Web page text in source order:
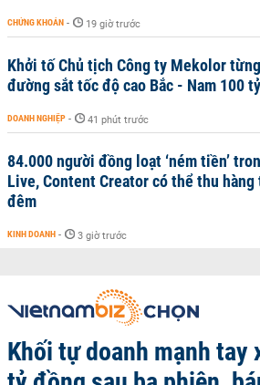
CHỨNG KHOÁN - 19 giờ trước
Khởi tố Chủ tịch Công ty Mekolor
đường sắt tốc độ cao Bắc - Nam 100
DOANH NGHIỆP - 41 phút trước
84.000 người đồng loạt ‘ném tiền’
Live, Content Creator có thể thu
đêm
KINH DOANH - 3 giờ trước
Khối tự doanh mạnh tay